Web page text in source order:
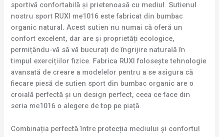
sportivă confortabilă și prietenoasă cu mediul. Sutienul
nostru sport RUXI me1016 este fabricat din bumbac
organic natural. Acest sutien nu numai că oferă un
confort excelent, dar are și proprietăți ecologice,
permițându-vă să vă bucurați de îngrijire naturală în
timpul exercițiilor fizice. Fabrica RUXI folosește tehnologie
avansată de creare a modelelor pentru a se asigura că
fiecare piesă de sutien sport din bumbac organic are o
croială perfectă și un design perfect, ceea ce face din
seria me1016 o alegere de top pe piață.
Combinația perfectă între protecția mediului și confortul